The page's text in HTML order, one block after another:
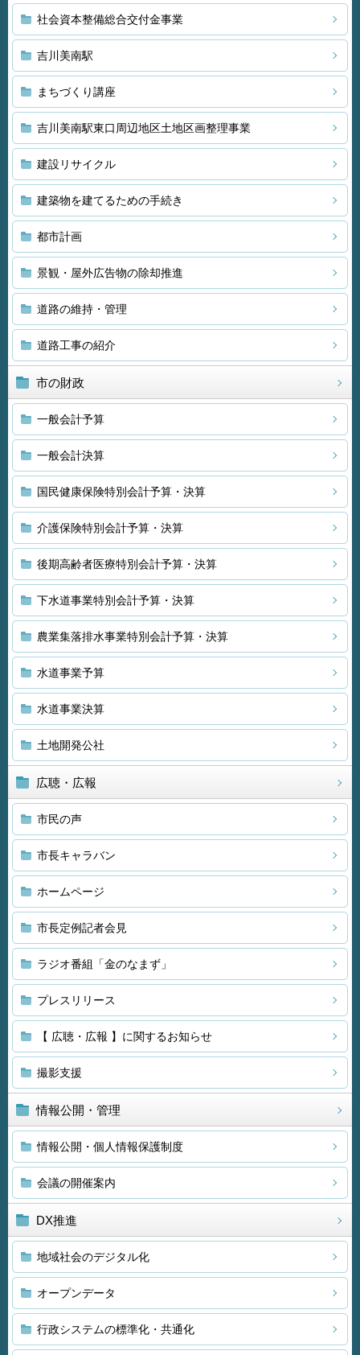
社会資本整備総合交付金事業
吉川美南駅
まちづくり講座
吉川美南駅東口周辺地区土地区画整理事業
建設リサイクル
建築物を建てるための手続き
都市計画
景観・屋外広告物の除却推進
道路の維持・管理
道路工事の紹介
市の財政
一般会計予算
一般会計決算
国民健康保険特別会計予算・決算
介護保険特別会計予算・決算
後期高齢者医療特別会計予算・決算
下水道事業特別会計予算・決算
農業集落排水事業特別会計予算・決算
水道事業予算
水道事業決算
土地開発公社
広聴・広報
市民の声
市長キャラバン
ホームページ
市長定例記者会見
ラジオ番組「金のなまず」
プレスリリース
【 広聴・広報 】に関するお知らせ
撮影支援
情報公開・管理
情報公開・個人情報保護制度
会議の開催案内
DX推進
地域社会のデジタル化
オープンデータ
行政システムの標準化・共通化